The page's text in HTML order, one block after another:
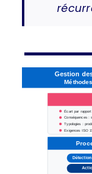
Gestion
Écart par
Conséquences :
Typologies :
Exigences ISO